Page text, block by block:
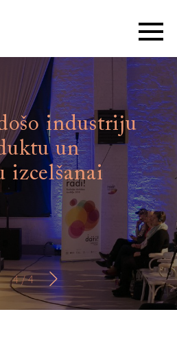
industriju
un
izcelšanai
4/ 4